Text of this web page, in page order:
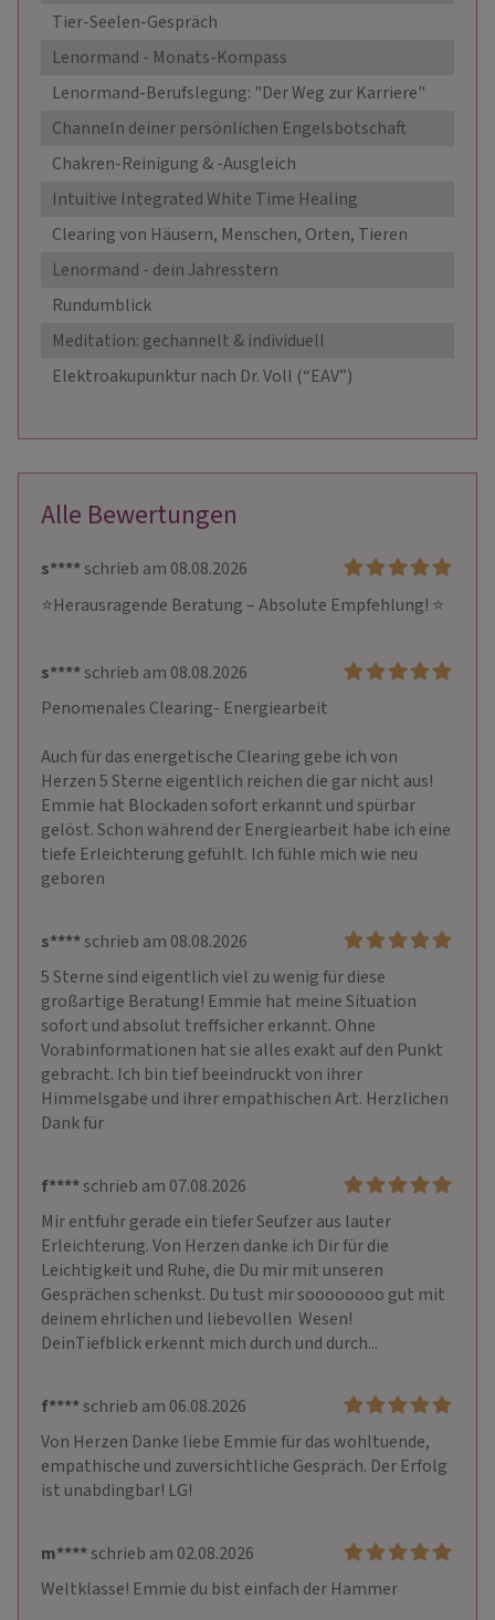
Tier-Seelen-Gespräch
Lenormand - Monats-Kompass
Lenormand-Berufslegung: "Der Weg zur Karriere"
Channeln deiner persönlichen Engelsbotschaft
Chakren-Reinigung & -Ausgleich
Intuitive Integrated White Time Healing
Clearing von Häusern, Menschen, Orten, Tieren
Lenormand - dein Jahresstern
Rundumblick
Meditation: gechannelt & individuell
Elektroakupunktur nach Dr. Voll (“EAV”)
Alle Bewertungen
s****schrieb am 08.08.2026
⭐Herausragende Beratung – Absolute Empfehlung! ⭐
s****schrieb am 08.08.2026
Penomenales Clearing- Energiearbeit
Auch für das energetische Clearing gebe ich von
Herzen 5 Sterne eigentlich reichen die gar nicht aus!
Emmie hat Blockaden sofort erkannt und spürbar
gelöst. Schon während der Energiearbeit habe ich eine
tiefe Erleichterung gefühlt. Ich fühle mich wie neu
geboren
s****schrieb am 08.08.2026
5 Sterne sind eigentlich viel zu wenig für diese
großartige Beratung! Emmie hat meine Situation
sofort und absolut treffsicher erkannt. Ohne
Vorabinformationen hat sie alles exakt auf den Punkt
gebracht. Ich bin tief beeindruckt von ihrer
Himmelsgabe und ihrer empathischen Art. Herzlichen
Dank für
f****schrieb am 07.08.2026
Mir entfuhr gerade ein tiefer Seufzer aus lauter
Erleichterung. Von Herzen danke ich Dir für die
Leichtigkeit und Ruhe, die Du mir mit unseren
Gesprächen schenkst. Du tust mir soooooooo gut mit
deinem ehrlichen und liebevollen  Wesen!
DeinTiefblick erkennt mich durch und durch...
f****schrieb am 06.08.2026
Von Herzen Danke liebe Emmie für das wohltuende,
empathische und zuversichtliche Gespräch. Der Erfolg
ist unabdingbar! LG!
m****schrieb am 02.08.2026
Weltklasse! Emmie du bist einfach der Hammer